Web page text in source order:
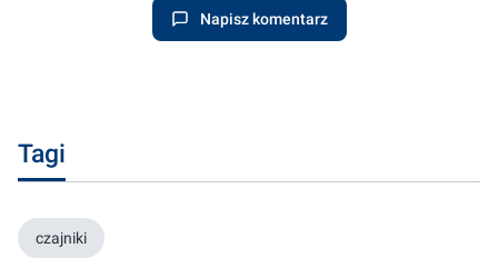
Napisz komentarz
Tagi
czajniki